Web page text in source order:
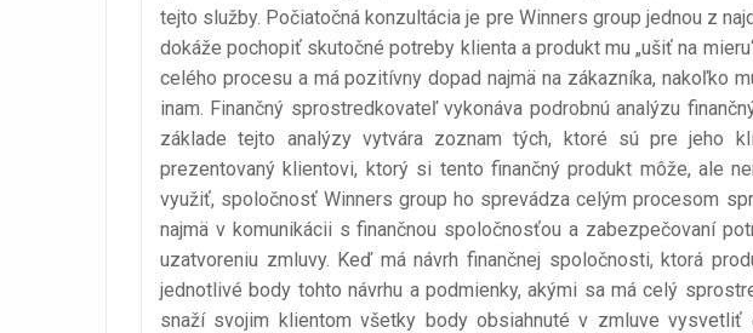
tejto služby. Počiatočná konzultácia je pre Winners group jednou z
dokáže pochopiť skutočné potreby klienta a produkt mu „ušiť na
celého procesu a má pozitívny dopad najmä na zákazníka, nakoľko
inam. Finančný sprostredkovateľ vykonáva podrobnú analýzu
základe tejto analýzy vytvára zoznam tých, ktoré sú pre jeho
prezentovaný klientovi, ktorý si tento finančný produkt môže, ale
využiť, spoločnosť Winners group ho sprevádza celým procesom
najmä v komunikácii s finančnou spoločnosťou a zabezpečovaní
uzatvoreniu zmluvy. Keď má návrh finančnej spoločnosti, ktorá
jednotlivé body tohto návrhu a podmienky, akými sa má celý
snaží svojim klientom všetky body obsiahnuté v zmluve vysvetliť